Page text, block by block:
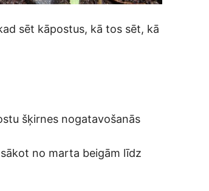
sēt kāpostus, kā tos sēt, kā
šķirnes nogatavošanās
no marta beigām līdz